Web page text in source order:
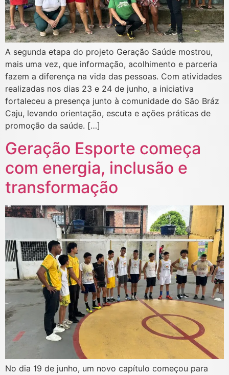
A segunda etapa do projeto Geração Saúde mostrou,
mais uma vez, que informação, acolhimento e parceria
fazem a diferença na vida das pessoas. Com atividades
realizadas nos dias 23 e 24 de junho, a iniciativa
fortaleceu a presença junto à comunidade do São Bráz
Caju, levando orientação, escuta e ações práticas de
promoção da saúde. […]
Geração Esporte começa
com energia, inclusão e
transformação
No dia 19 de junho, um novo capítulo começou para